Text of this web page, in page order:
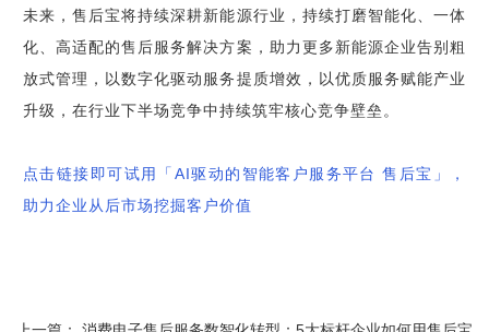
未来，售后宝将持续深耕新能源行业，持续打磨智能化、一体
化、高适配的售后服务解决方案，助力更多新能源企业告别粗
放式管理，以数字化驱动服务提质增效，以优质服务赋能产业
升级，在行业下半场竞争中持续筑牢核心竞争壁垒。
点击链接即可试用「AI驱动的智能客户服务平台 售后宝」，
助力企业从后市场挖掘客户价值